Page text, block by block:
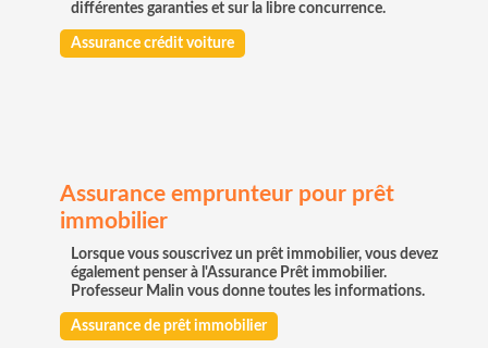
différentes garanties et sur la libre concurrence.
Assurance crédit voiture
Assurance emprunteur pour prêt
immobilier
Lorsque vous souscrivez un prêt immobilier, vous devez
également penser à l'Assurance Prêt immobilier.
Professeur Malin vous donne toutes les informations.
Assurance de prêt immobilier